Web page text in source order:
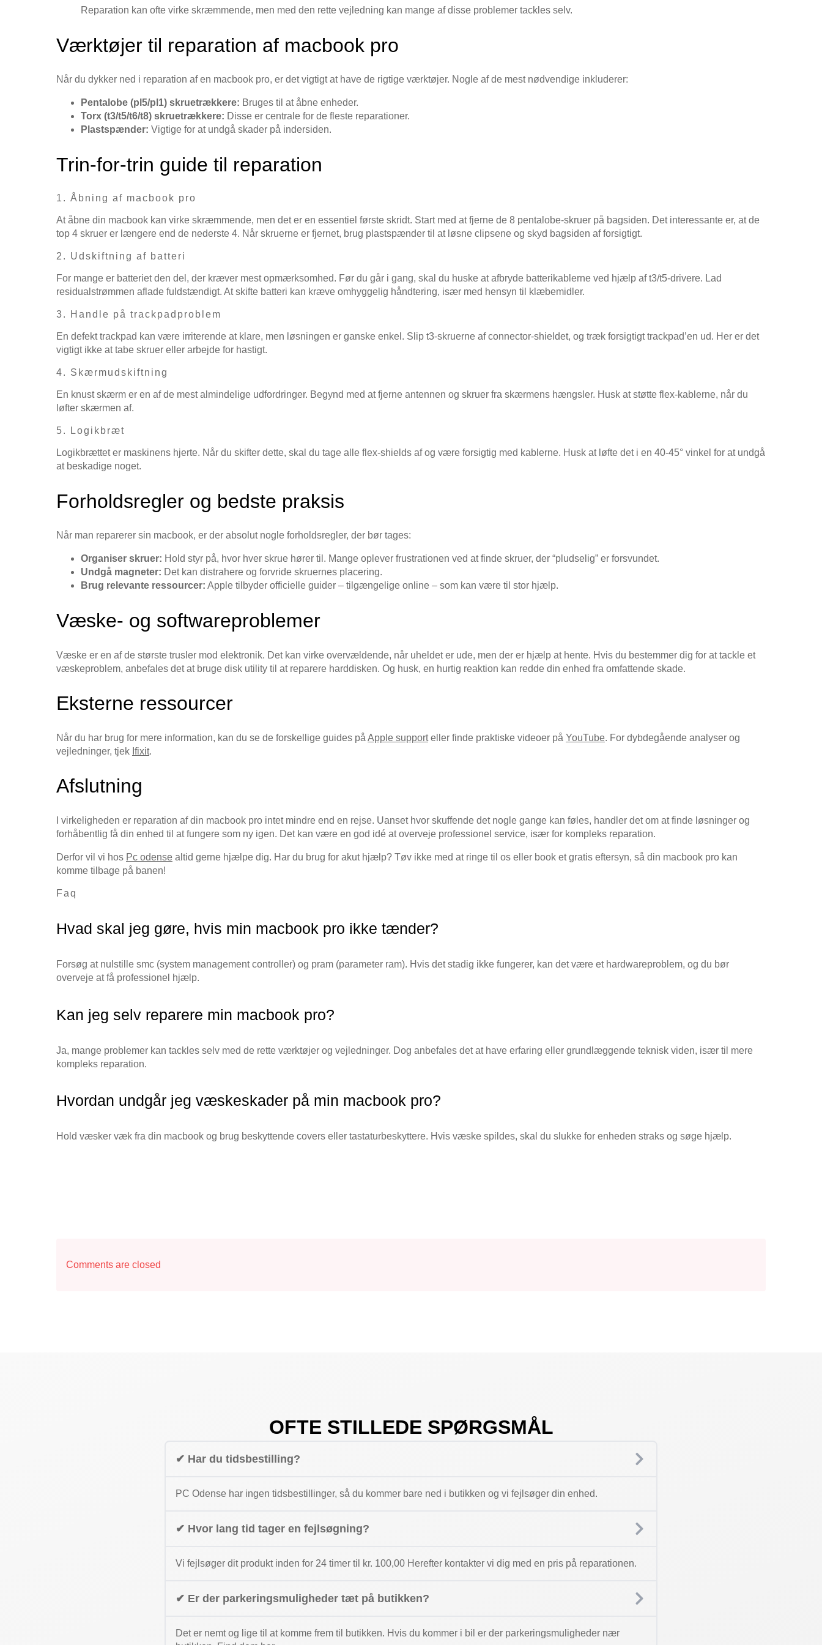
Reparation kan ofte virke skræmmende, men med den rette vejledning kan mange af disse problemer tackles selv.
Værktøjer til reparation af macbook pro
Når du dykker ned i reparation af en macbook pro, er det vigtigt at have de rigtige værktøjer. Nogle af de mest nødvendige inkluderer:
Pentalobe (pl5/pl1) skruetrækkere: Bruges til at åbne enheder.
Torx (t3/t5/t6/t8) skruetrækkere: Disse er centrale for de fleste reparationer.
Plastspænder: Vigtige for at undgå skader på indersiden.
Trin-for-trin guide til reparation
1. Åbning af macbook pro
At åbne din macbook kan virke skræmmende, men det er en essentiel første skridt. Start med at fjerne de 8 pentalobe-skruer på bagsiden. Det interessante er, at de
top 4 skruer er længere end de nederste 4. Når skruerne er fjernet, brug plastspænder til at løsne clipsene og skyd bagsiden af forsigtigt.
2. Udskiftning af batteri
For mange er batteriet den del, der kræver mest opmærksomhed. Før du går i gang, skal du huske at afbryde batterikablerne ved hjælp af t3/t5-drivere. Lad
residualstrømmen aflade fuldstændigt. At skifte batteri kan kræve omhyggelig håndtering, især med hensyn til klæbemidler.
3. Handle på trackpadproblem
En defekt trackpad kan være irriterende at klare, men løsningen er ganske enkel. Slip t3-skruerne af connector-shieldet, og træk forsigtigt trackpad’en ud. Her er det
vigtigt ikke at tabe skruer eller arbejde for hastigt.
4. Skærmudskiftning
En knust skærm er en af de mest almindelige udfordringer. Begynd med at fjerne antennen og skruer fra skærmens hængsler. Husk at støtte flex-kablerne, når du
løfter skærmen af.
5. Logikbræt
Logikbrættet er maskinens hjerte. Når du skifter dette, skal du tage alle flex-shields af og være forsigtig med kablerne. Husk at løfte det i en 40-45° vinkel for at undgå
at beskadige noget.
Forholdsregler og bedste praksis
Når man reparerer sin macbook, er der absolut nogle forholdsregler, der bør tages:
Organiser skruer: Hold styr på, hvor hver skrue hører til. Mange oplever frustrationen ved at finde skruer, der “pludselig” er forsvundet.
Undgå magneter: Det kan distrahere og forvride skruernes placering.
Brug relevante ressourcer: Apple tilbyder officielle guider – tilgængelige online – som kan være til stor hjælp.
Væske- og softwareproblemer
Væske er en af de største trusler mod elektronik. Det kan virke overvældende, når uheldet er ude, men der er hjælp at hente. Hvis du bestemmer dig for at tackle et
væskeproblem, anbefales det at bruge disk utility til at reparere harddisken. Og husk, en hurtig reaktion kan redde din enhed fra omfattende skade.
Eksterne ressourcer
Når du har brug for mere information, kan du se de forskellige guides på Apple supporteller finde praktiske videoer på YouTube. For dybdegående analyser og
vejledninger, tjek Ifixit.
Afslutning
I virkeligheden er reparation af din macbook pro intet mindre end en rejse. Uanset hvor skuffende det nogle gange kan føles, handler det om at finde løsninger og
forhåbentlig få din enhed til at fungere som ny igen. Det kan være en god idé at overveje professionel service, især for kompleks reparation.
Derfor vil vi hos Pc odense altid gerne hjælpe dig. Har du brug for akut hjælp? Tøv ikke med at ringe til os eller book et gratis eftersyn, så din macbook pro kan
komme tilbage på banen!
Faq
Hvad skal jeg gøre, hvis min macbook pro ikke tænder?
Forsøg at nulstille smc (system management controller) og pram (parameter ram). Hvis det stadig ikke fungerer, kan det være et hardwareproblem, og du bør
overveje at få professionel hjælp.
Kan jeg selv reparere min macbook pro?
Ja, mange problemer kan tackles selv med de rette værktøjer og vejledninger. Dog anbefales det at have erfaring eller grundlæggende teknisk viden, især til mere
kompleks reparation.
Hvordan undgår jeg væskeskader på min macbook pro?
Hold væsker væk fra din macbook og brug beskyttende covers eller tastaturbeskyttere. Hvis væske spildes, skal du slukke for enheden straks og søge hjælp.
Comments are closed
OFTE STILLEDE SPØRGSMÅL
✔ Har du tidsbestilling?
PC Odense har ingen tidsbestillinger, så du kommer bare ned i butikken og vi fejlsøger din enhed.
✔ Hvor lang tid tager en fejlsøgning?
Vi fejlsøger dit produkt inden for 24 timer til kr. 100,00 Herefter kontakter vi dig med en pris på reparationen.
✔ Er der parkeringsmuligheder tæt på butikken?
Det er nemt og lige til at komme frem til butikken. Hvis du kommer i bil er der parkeringsmuligheder nær